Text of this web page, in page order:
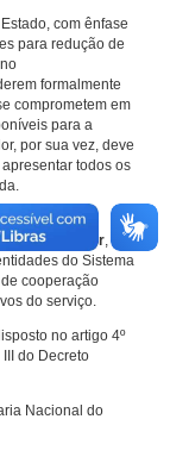
com ênfase
para redução de
formalmente
comprometem em
para a
por sua vez, deve
todos os
Justiça é a
,
do Sistema
cooperação
do serviço.
no artigo 4º
do Decreto
Nacional do